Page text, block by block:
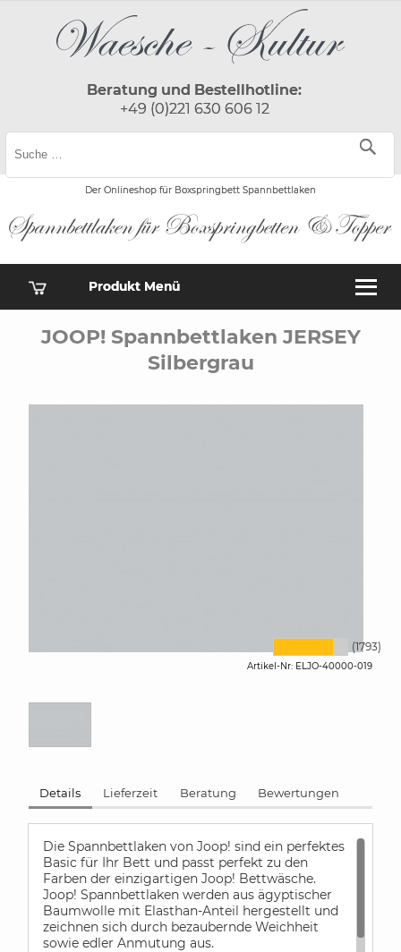
Beratung und Bestellhotline:
+49 (0)221 630 606 12
Der Onlineshop für Boxspringbett Spannbettlaken
Produkt Menü
JOOP! Spannbettlaken JERSEY
Silbergrau
(1793)
Artikel-Nr: ELJO-40000-019
Details Lieferzeit Beratung Bewertungen
Die Spannbettlaken von Joop! sind ein perfektes
Basic für Ihr Bett und passt perfekt zu den
Farben der einzigartigen Joop! Bettwäsche.
Joop! Spannbettlaken werden aus ägyptischer
Baumwolle mit Elasthan-Anteil hergestellt und
zeichnen sich durch bezaubernde Weichheit
sowie edler Anmutung aus.